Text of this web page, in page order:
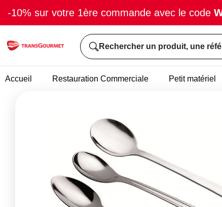
-10% sur votre 1ère commande avec le code
Rechercher un produit, une
Accueil Restauration Commerciale Petit matériel